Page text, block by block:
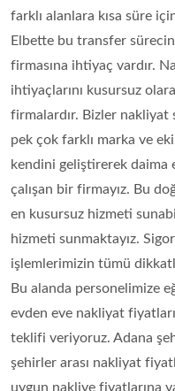
farklı alanlara kısa süre
Elbette bu transfer
firmasına ihtiyaç vardır.
ihtiyaçlarını kusursuz
firmalardır. Bizler nakliyat
pek çok farklı marka ve
kendini geliştirerek daima
çalışan bir firmayız. Bu
en kusursuz hizmeti
hizmeti sunmaktayız.
işlemlerimizin tümü
Bu alanda personelimize
evden eve nakliyat
teklifi veriyoruz. Adana
şehirler arası nakliyat
uygun nakliye fiyatlarına